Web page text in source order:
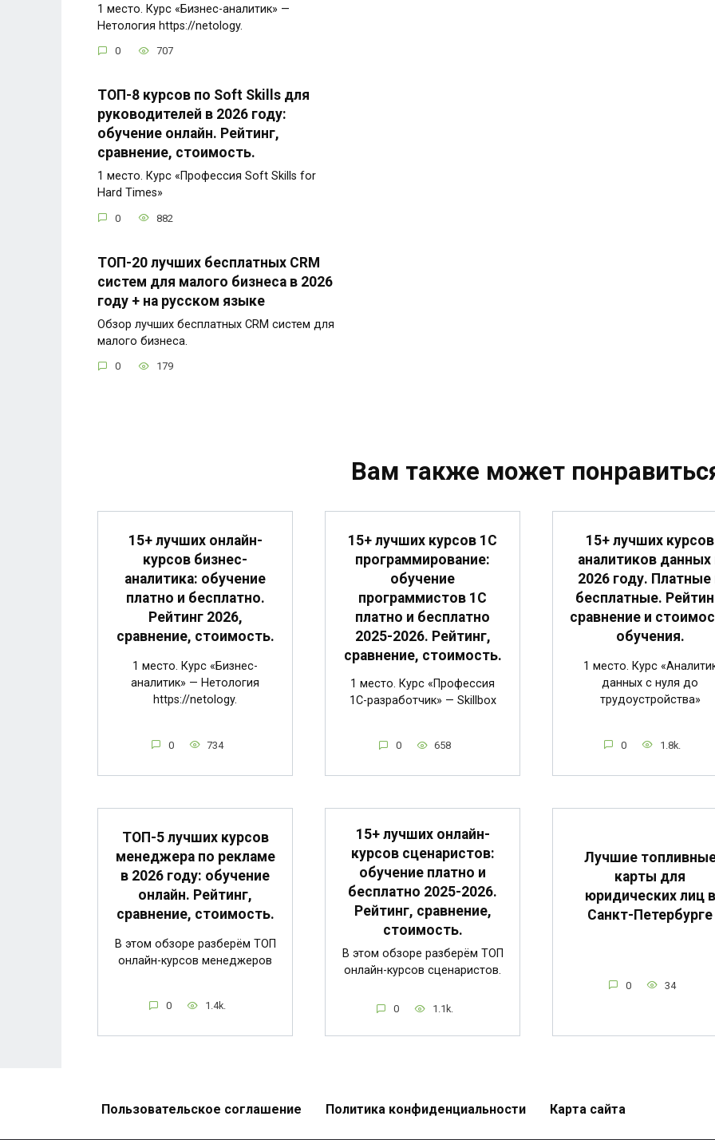
1 место. Курс «Бизнес-аналитик» —
Нетология https://netology.
0 707
ТОП-8 курсов по Soft Skills для
руководителей в 2026 году:
обучение онлайн. Рейтинг,
сравнение, стоимость.
1 место. Курс «Профессия Soft Skills for
Hard Times»
0 882
ТОП-20 лучших бесплатных CRM
систем для малого бизнеса в 2026
году + на русском языке
Обзор лучших бесплатных CRM систем для
малого бизнеса.
0 179
Вам также может
15+ лучших онлайн-
курсов бизнес-
аналитика: обучение
платно и бесплатно.
Рейтинг 2026,
сравнение, стоимость.
1 место. Курс «Бизнес-
аналитик» — Нетология
https://netology.
0 734
15+ лучших курсов 1С
программирование:
обучение
программистов 1С
платно и бесплатно
2025-2026. Рейтинг,
сравнение, стоимость.
1 место. Курс «Профессия
1C-разработчик» — Skillbox
0 658
15+ лучших курсов
аналитиков данных
2026 году. Платные
бесплатные.
сравнение и
обучения.
1 место. Курс
данных с нуля до
трудоустройства»
0 1.8k.
ТОП-5 лучших курсов
менеджера по рекламе
в 2026 году: обучение
онлайн. Рейтинг,
сравнение, стоимость.
В этом обзоре разберём ТОП
онлайн-курсов менеджеров
0 1.4k.
15+ лучших онлайн-
курсов сценаристов:
обучение платно и
бесплатно 2025-2026.
Рейтинг, сравнение,
стоимость.
В этом обзоре разберём ТОП
онлайн-курсов сценаристов.
0 1.1k.
Лучшие
карты для
юридических лиц в
Санкт-Петербурге
0 34
Пользовательское соглашение Политика конфиденциальности Карта сайта